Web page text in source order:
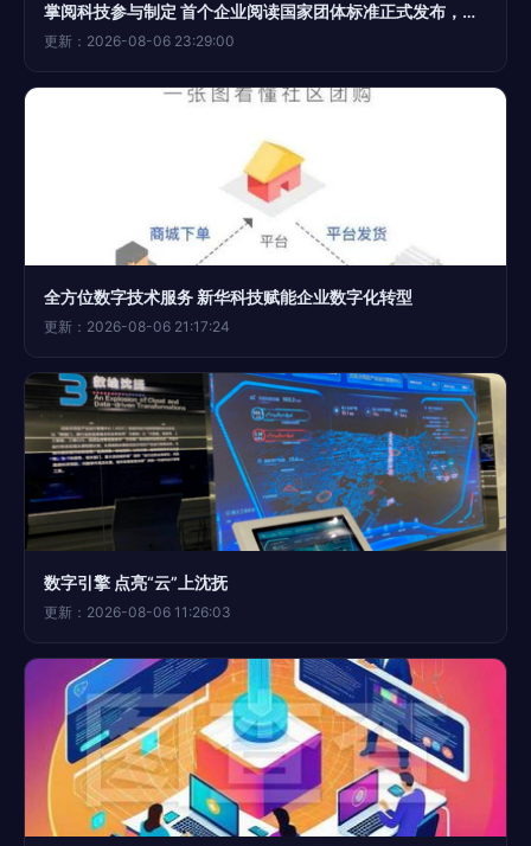
掌阅科技参与制定 首个企业阅读国家团体标准正式发布，数字技术赋能全民阅读新生态
更新：2026-08-06 23:29:00
全方位数字技术服务 新华科技赋能企业数字化转型
更新：2026-08-06 21:17:24
数字引擎 点亮“云”上沈抚
更新：2026-08-06 11:26:03